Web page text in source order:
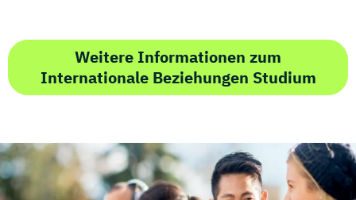
Weitere Informationen zum
Internationale Beziehungen Studium